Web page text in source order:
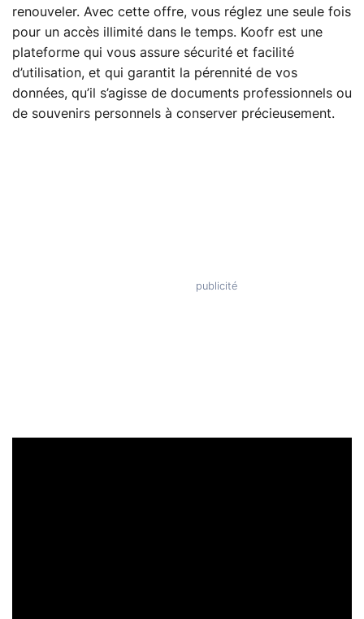
renouveler. Avec cette offre, vous réglez une seule fois
pour un accès illimité dans le temps. Koofr est une
plateforme qui vous assure sécurité et facilité
d’utilisation, et qui garantit la pérennité de vos
données, qu’il s’agisse de documents professionnels ou
de souvenirs personnels à conserver précieusement.